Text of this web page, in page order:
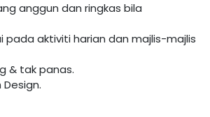
anggun dan ringkas bila
pada aktiviti harian dan majlis-majlis
& tak panas.
Design.